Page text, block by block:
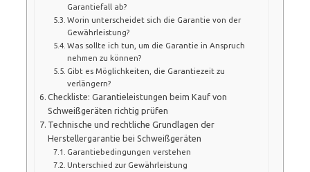
Garantiefall ab?
Worin unterscheidet sich die Garantie von der
Gewährleistung?
Was sollte ich tun, um die Garantie in Anspruch
nehmen zu können?
Gibt es Möglichkeiten, die Garantiezeit zu
verlängern?
Checkliste: Garantieleistungen beim Kauf von
Schweißgeräten richtig prüfen
Technische und rechtliche Grundlagen der
Herstellergarantie bei Schweißgeräten
Garantiebedingungen verstehen
Unterschied zur Gewährleistung